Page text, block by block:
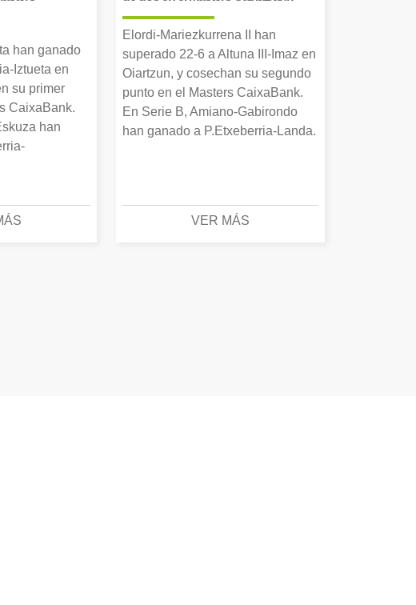
han ganado
Iztueta en
su primer
CaixaBank.
han
Elordi-Mariezkurrena II han
superado 22-6 a Altuna III-Imaz en
Oiartzun, y cosechan su segundo
punto en el Masters CaixaBank.
En Serie B, Amiano-Gabirondo
han ganado a P.Etxeberria-Landa.
VER MÁS